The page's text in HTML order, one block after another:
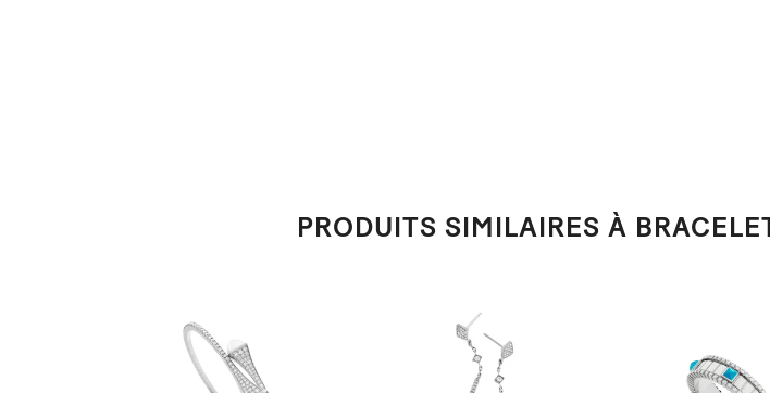
PRODUITS SIMILAIRES À